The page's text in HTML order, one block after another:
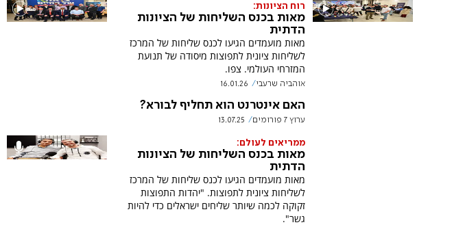
רוח הציונות:
מאות בכנס השליחות של הציונות
הדתית
מאות מועמדים הגיעו לכנס שליחות של המרכז
לשליחות ציונית לתפוצות מיסודה של תנועת
המזרחי העולמי. צפו.
אוהביה שרעבי 16.01.26
האם אינטרנט הוא תחליף לבורא?
ערוץ 7 פורומים 13.07.25
ממריאים לעולם:
מאות בכנס השליחות של הציונות
הדתית
מאות מועמדים הגיעו לכנס שליחות של המרכז
לשליחות ציונית לתפוצות. "יהדות התפוצות
זקוקה לכמה שיותר שליחים ישראלים כדי להיות
גשר".